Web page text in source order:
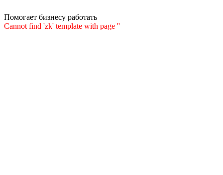
Помогает бизнесу работать
Cannot find 'zk' template with page ''